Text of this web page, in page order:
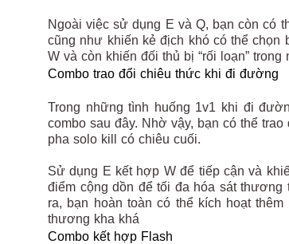
Ngoài việc sử dụng E và Q, bạn còn có
cũng như khiến kẻ địch khó có thể
W và còn khiến đối thủ bị “rối loạn” trong
Combo trao đổi chiêu thức khi đi đường
Trong những tình huống 1v1 khi đi
combo sau đây. Nhờ vậy, bạn có thể
pha solo kill có chiêu cuối.
Sử dụng E kết hợp W để tiếp cận và
điểm cộng dồn để tối đa hóa sát
ra, bạn hoàn toàn có thể kích hoạt
thương kha khá
Combo kết hợp Flash